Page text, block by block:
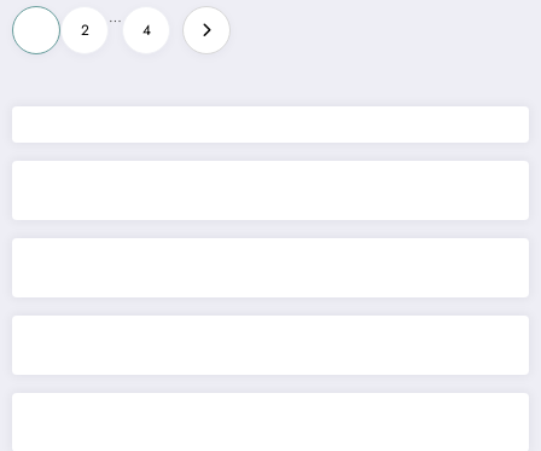
Paginación
de
entradas
2
…
4